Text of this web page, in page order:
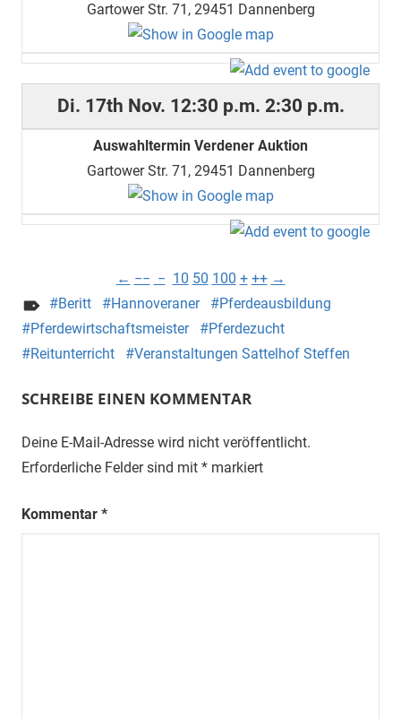
Gartower Str. 71, 29451 Dannenberg
Di. 17th Nov. 12:30 p.m. 2:30 p.m.
Auswahltermin Verdener Auktion
Gartower Str. 71, 29451 Dannenberg
← −− − 10 50 100 + ++ →
Beritt
Hannoveraner
Pferdeausbildung
Pferdewirtschaftsmeister
Pferdezucht
Reitunterricht
Veranstaltungen Sattelhof Steffen
SCHREIBE EINEN KOMMENTAR
Deine E-Mail-Adresse wird nicht veröffentlicht.
Erforderliche Felder sind mit * markiert
Kommentar *